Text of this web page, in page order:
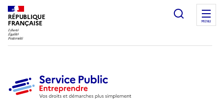
RÉPUBLIQUE
FRANÇAISE MENU